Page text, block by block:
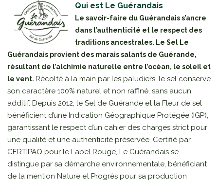
Qui est Le Guérandais
Le savoir-faire du Guérandais s’ancre
dans l’authenticité et le respect des
traditions ancestrales. Le Sel Le
Guérandais provient des marais salants de Guérande,
résultant de l’alchimie naturelle entre l’océan, le soleil et
le vent. Récolté à la main par les paludiers, le sel conserve
son caractère 100% naturel et non raffiné, sans aucun
additif. Depuis 2012, le Sel de Guérande et la Fleur de sel
bénéficient d’une Indication Géographique Protégée (IGP),
garantissant le respect d’un cahier des charges strict pour
une qualité et une authenticité préservée. Certifié par
CERTIPAQ pour le Label Rouge, Le Guérandais se
distingue par sa démarche environnementale, bénéficiant
de la mention Nature et Progrès pour sa production